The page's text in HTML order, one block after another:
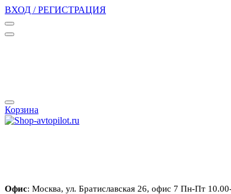
ВХОД / РЕГИСТРАЦИЯ
Корзина
Офис: Москва, ул. Братиславская 26, офис 7 Пн-Пт